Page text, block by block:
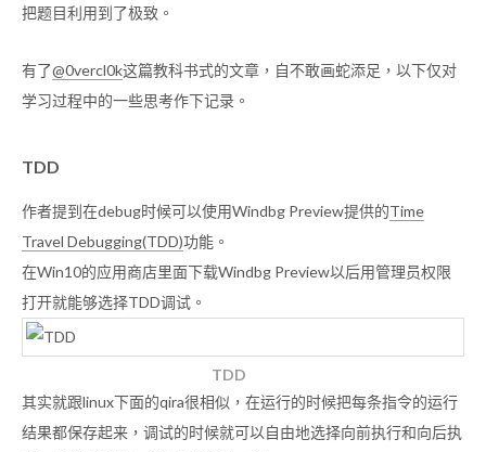
把题目利用到了极致。
有了@0vercl0k这篇教科书式的文章，自不敢画蛇添足，以下仅对
学习过程中的一些思考作下记录。
TDD
作者提到在debug时候可以使用Windbg Preview提供的Time
Travel Debugging(TDD)功能。
在Win10的应用商店里面下载Windbg Preview以后用管理员权限
打开就能够选择TDD调试。
TDD
其实就跟linux下面的qira很相似，在运行的时候把每条指令的运行
结果都保存起来，调试的时候就可以自由地选择向前执行和向后执